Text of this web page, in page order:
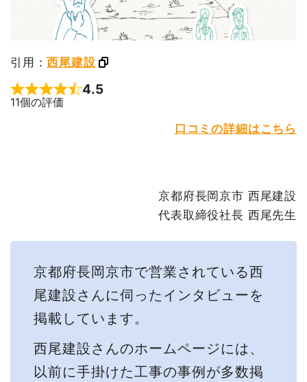
引用：西尾建設
Rated 4.5 out of 5
4.5
11個の評価
口コミの詳細はこちら
京都府長岡京市 西尾建設
代表取締役社長 西尾先生
京都府長岡京市で営業されている西
尾建設さんに伺ったインタビューを
掲載しています。
西尾建設さんのホームページには、
以前に手掛けた工事の事例が多数掲